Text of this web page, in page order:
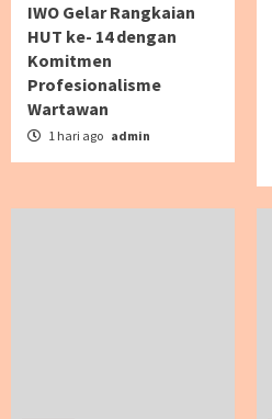
IWO Gelar Rangkaian
HUT ke- 14 dengan
Komitmen
Profesionalisme
Wartawan
1 hari ago admin